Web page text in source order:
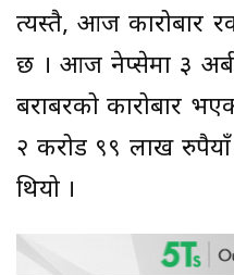
त्यस्तै, आज कारोबार
छ । आज नेप्सेमा ३
बराबरको कारोबार
२ करोड ९९ लाख रुपैयाँ
थियो ।